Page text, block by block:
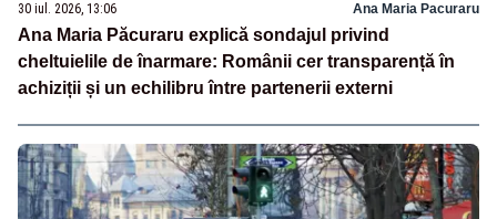
30 iul. 2026, 13:06 Ana Maria Pacuraru
Ana Maria Păcuraru explică sondajul privind
cheltuielile de înarmare: Românii cer transparență în
achiziții și un echilibru între partenerii externi